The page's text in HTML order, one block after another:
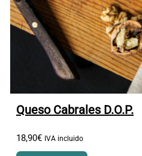
Queso Cabrales D.O.P.
18,90€ IVA incluido